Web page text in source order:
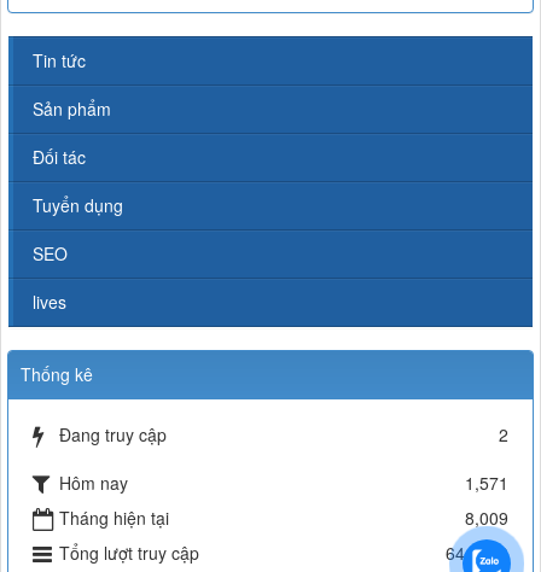
Tin tức
Sản phẩm
Đối tác
Tuyển dụng
SEO
lives
Thống kê
Đang truy cập
2
Hôm nay
1,571
Tháng hiện tại
8,009
Tổng lượt truy cập
644,840